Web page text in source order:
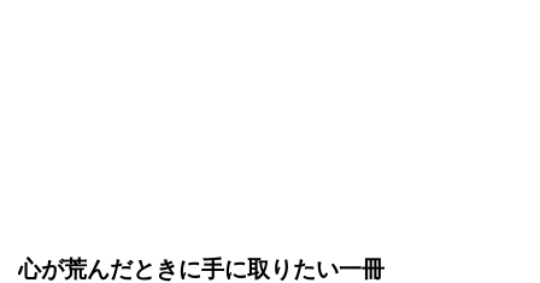
心が荒んだときに手に取りたい一冊